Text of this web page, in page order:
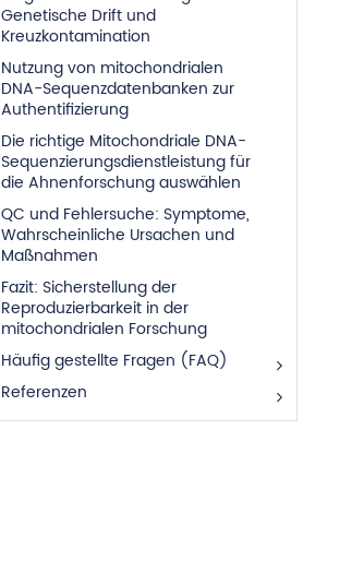
Genetische Drift und
Kreuzkontamination
Nutzung von mitochondrialen
DNA-Sequenzdatenbanken zur
Authentifizierung
Die richtige Mitochondriale DNA-
Sequenzierungsdienstleistung für
die Ahnenforschung auswählen
QC und Fehlersuche: Symptome,
Wahrscheinliche Ursachen und
Maßnahmen
Fazit: Sicherstellung der
Reproduzierbarkeit in der
mitochondrialen Forschung
Häufig gestellte Fragen (FAQ)
Referenzen